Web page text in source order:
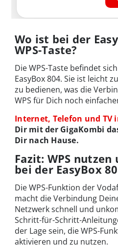
Wo ist bei der
WPS-Taste?
Die WPS-Taste befindet
EasyBox 804. Sie ist leicht
zu bedienen, was die
WPS für Dich noch
Internet, Telefon und TV
Dir mit der GigaKombi
Dir nach Hause.
Fazit: WPS
bei der EasyBox
Die WPS-Funktion der
macht die Verbindung
Netzwerk schnell und
Schritt-für-Schritt-
der Lage sein, die WPS-
aktivieren und zu nutzen.